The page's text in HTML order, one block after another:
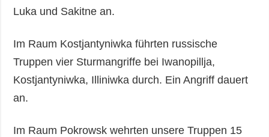
Luka und Sakitne an.
Im Raum Kostjantyniwka führten russische
Truppen vier Sturmangriffe bei Iwanopillja,
Kostjantyniwka, Illiniwka durch. Ein Angriff dauert
an.
Im Raum Pokrowsk wehrten unsere Truppen 15